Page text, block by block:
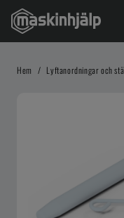
Hem / Lyftanordningar och